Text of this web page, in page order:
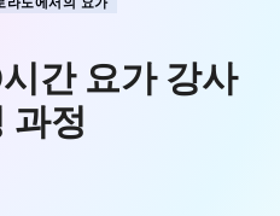
간 요가 강사
과정